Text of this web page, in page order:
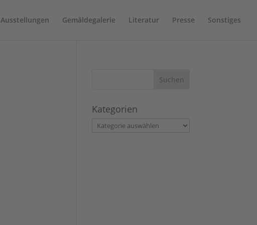
Ausstellungen Gemäldegalerie Literatur Presse Sonstiges
Kategorien
Kategorien